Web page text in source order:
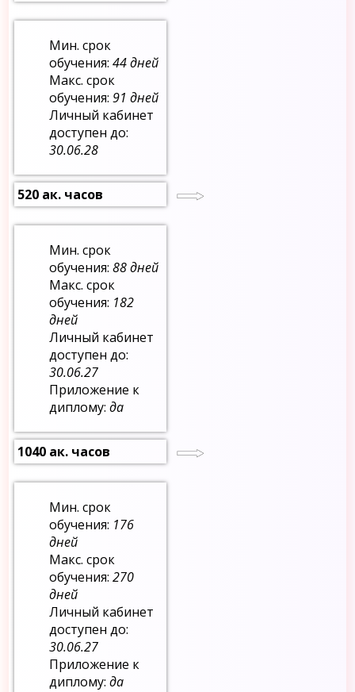
Мин. срок
обучения:44 дней
Макс. срок
обучения:91 дней
Личный кабинет
доступен до:
30.06.28
520 ак. часов
Мин. срок
обучения:88 дней
Макс. срок
обучения: 182
дней
Личный кабинет
доступен до:
30.06.27
Приложение к
диплому:да
1040 ак. часов
Мин. срок
обучения: 176
дней
Макс. срок
обучения:270
дней
Личный кабинет
доступен до:
30.06.27
Приложение к
диплому:да